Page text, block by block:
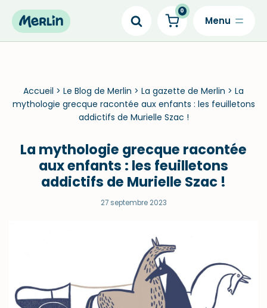
Skip
0
Accueil > Le Blog de Merlin > La gazette de Merlin > La
mythologie grecque racontée aux enfants : les feuilletons
addictifs de Murielle Szac !
La mythologie grecque racontée
aux enfants : les feuilletons
addictifs de Murielle Szac !
27 septembre 2023